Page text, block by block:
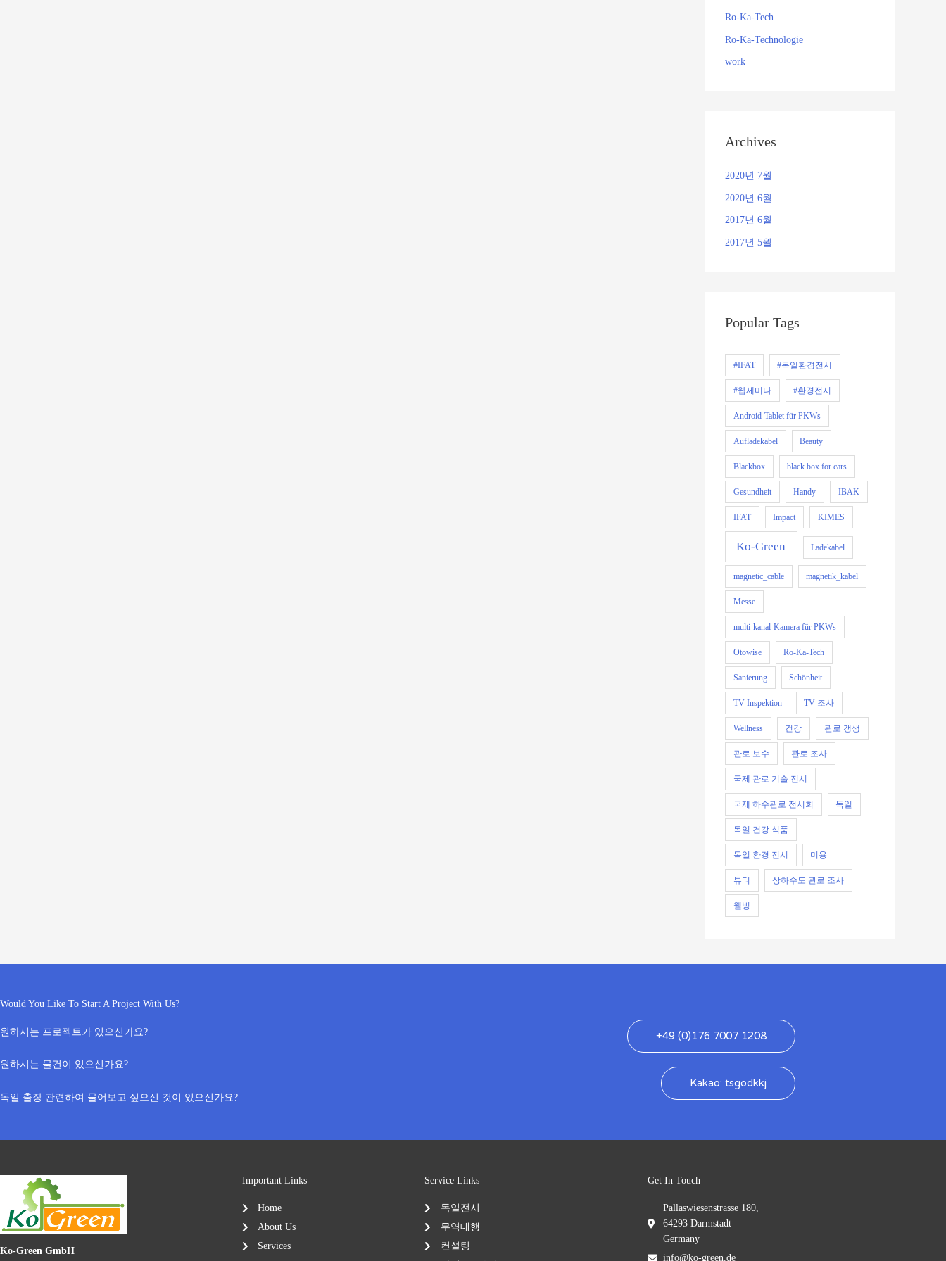
Ro-Ka-Tech
Ro-Ka-Technologie
work
Archives
2020년 7월
2020년 6월
2017년 6월
2017년 5월
Popular Tags
#IFAT #독일환경전시
#웹세미나 #환경전시
Android-Tablet für PKWs
Aufladekabel Beauty
Blackbox black box for cars
Gesundheit Handy IBAK
IFAT Impact KIMES
Ko-Green Ladekabel
magnetic_cable magnetik_kabel
Messe
multi-kanal-Kamera für PKWs
Otowise Ro-Ka-Tech
Sanierung Schönheit
TV-Inspektion TV 조사
Wellness 건강 관로 갱생
관로 보수 관로 조사
국제 관로 기술 전시
국제 하수관로 전시회 독일
독일 건강 식품
독일 환경 전시 미용
뷰티 상하수도 관로 조사
웰빙
Would You Like To Start A Project With Us?
원하시는 프로젝트가 있으신가요?
원하시는 물건이 있으신가요?
독일 출장 관련하여 물어보고 싶으신 것이 있으신가요?
+49 (0)176 7007 1208
Kakao: tsgodkkj
Ko-Green GmbH
Important Links
Home
About Us
Services
Service Links
독일전시
무역대행
컨설팅
Get In Touch
Pallaswiesenstrasse 180,
64293 Darmstadt
Germany
info@ko-green.de